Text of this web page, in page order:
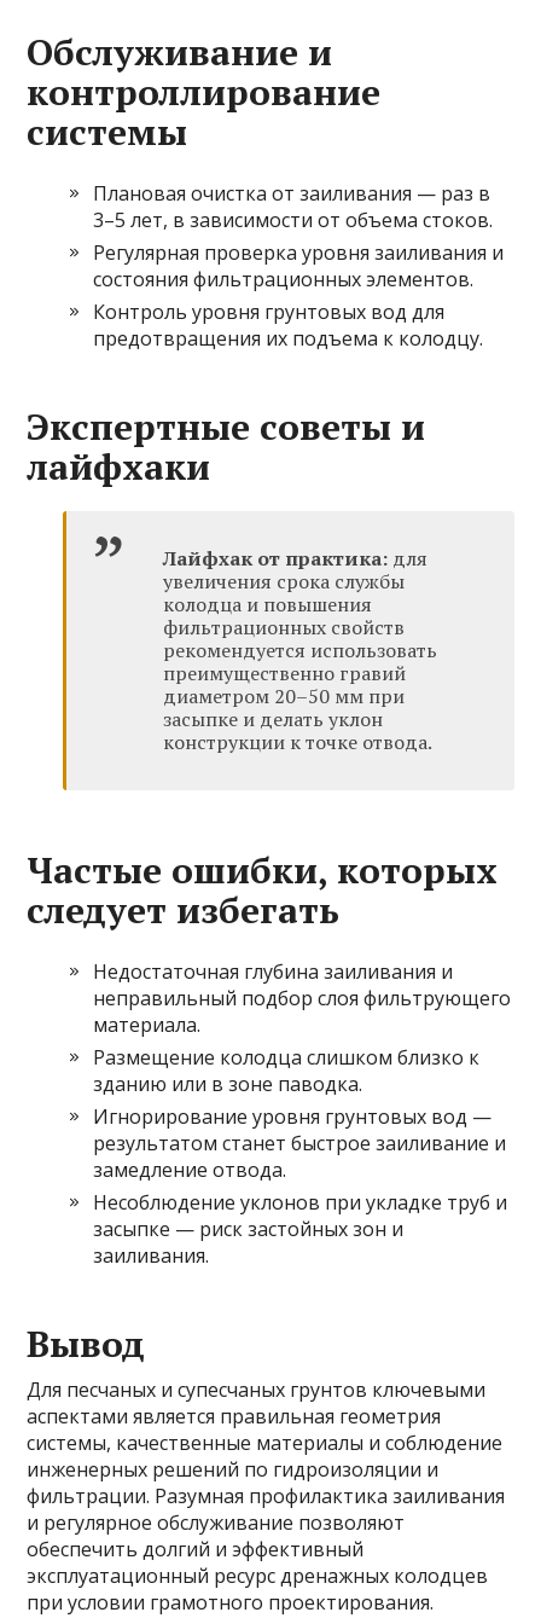
Обслуживание и
контроллирование
системы
Плановая очистка от заиливания — раз в
3–5 лет, в зависимости от объема стоков.
Регулярная проверка уровня заиливания и
состояния фильтрационных элементов.
Контроль уровня грунтовых вод для
предотвращения их подъема к колодцу.
Экспертные советы и
лайфхаки
Лайфхак от практика: для
увеличения срока службы
колодца и повышения
фильтрационных свойств
рекомендуется использовать
преимущественно гравий
диаметром 20–50 мм при
засыпке и делать уклон
конструкции к точке отвода.
Частые ошибки, которых
следует избегать
Недостаточная глубина заиливания и
неправильный подбор слоя фильтрующего
материала.
Размещение колодца слишком близко к
зданию или в зоне паводка.
Игнорирование уровня грунтовых вод —
результатом станет быстрое заиливание и
замедление отвода.
Несоблюдение уклонов при укладке труб и
засыпке — риск застойных зон и
заиливания.
Вывод
Для песчаных и супесчаных грунтов ключевыми
аспектами является правильная геометрия
системы, качественные материалы и соблюдение
инженерных решений по гидроизоляции и
фильтрации. Разумная профилактика заиливания
и регулярное обслуживание позволяют
обеспечить долгий и эффективный
эксплуатационный ресурс дренажных колодцев
при условии грамотного проектирования.